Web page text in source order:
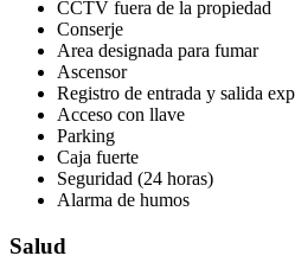
CCTV fuera de la propiedad
Conserje
Area designada para fumar
Ascensor
Registro de entrada y salida
Acceso con llave
Parking
Caja fuerte
Seguridad (24 horas)
Alarma de humos
Salud